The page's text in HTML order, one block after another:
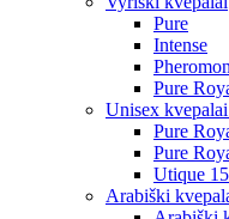
Pure
Intense
Pure
Unisex
Pure
Pure
Utique
Arabiški